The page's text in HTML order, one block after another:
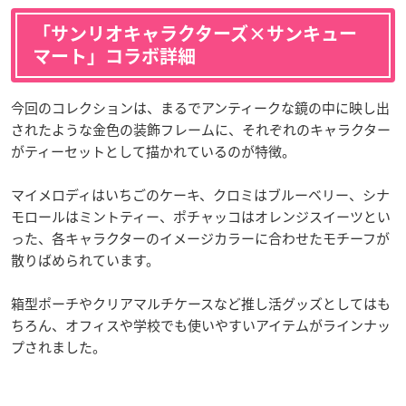
「サンリオキャラクターズ×サンキュー
マート」コラボ詳細
今回のコレクションは、まるでアンティークな鏡の中に映し出
されたような金色の装飾フレームに、それぞれのキャラクター
がティーセットとして描かれているのが特徴。
マイメロディはいちごのケーキ、クロミはブルーベリー、シナ
モロールはミントティー、ポチャッコはオレンジスイーツとい
った、各キャラクターのイメージカラーに合わせたモチーフが
散りばめられています。
箱型ポーチやクリアマルチケースなど推し活グッズとしてはも
ちろん、オフィスや学校でも使いやすいアイテムがラインナッ
プされました。